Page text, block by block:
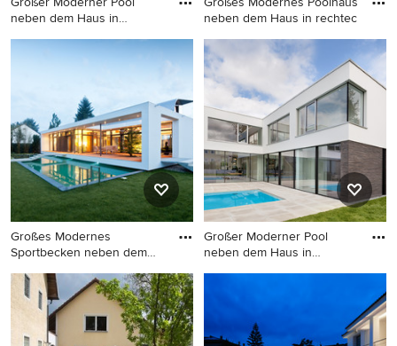
neben dem Haus in
Großer Moderner Pool neben
dem Haus in rechteckiger
Form mit Betonplatten in
neben dem Haus in rechtec
Großes Modernes Poolhaus
neben dem Haus in
rechteckiger Form mit
Natursteinplatten in Köln
Großes Modernes
Sportbecken neben dem
Großes Modernes
Sportbecken neben dem
Haus in rechteckiger Form
mit Betonplatten in Berlin
Großer Moderner Pool
neben dem Haus in
Großer Moderner Pool neben
Form in München